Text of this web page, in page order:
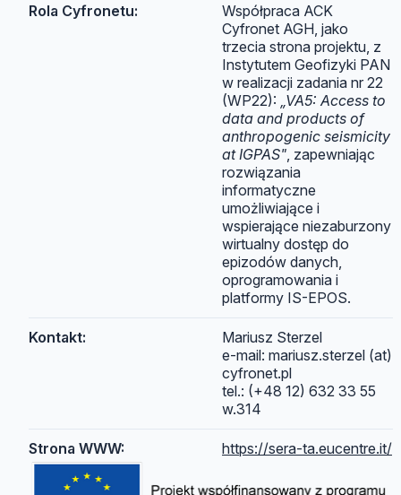
Rola Cyfronetu:
Współpraca ACK
Cyfronet AGH, jako
trzecia strona projektu, z
Instytutem Geofizyki PAN
w realizacji zadania nr 22
(WP22): „VA5: Access to
data and products of
anthropogenic seismicity
at IGPAS" , zapewniając
rozwiązania
informatyczne
umożliwiające i
wspierające niezaburzony
wirtualny dostęp do
epizodów danych,
oprogramowania i
platformy IS-EPOS.
Kontakt:
Mariusz Sterzel
e-mail: mariusz.sterzel (at)
cyfronet.pl
tel.: (+48 12) 632 33 55
w.314
Strona WWW: https://sera-ta.eucentre.it/